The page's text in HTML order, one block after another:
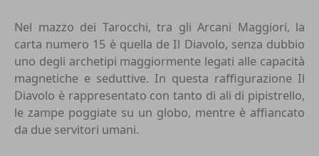
Nel mazzo dei Tarocchi, tra gli Arcani Maggiori, la
carta numero 15 è quella de Il Diavolo, senza dubbio
uno degli archetipi maggiormente legati alle capacità
magnetiche e seduttive. In questa raffigurazione Il
Diavolo è rappresentato con tanto di ali di pipistrello,
le zampe poggiate su un globo, mentre è affiancato
da due servitori umani.